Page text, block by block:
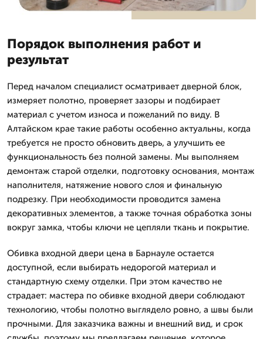
Порядок выполнения работ и
результат
Перед началом специалист осматривает дверной блок,
измеряет полотно, проверяет зазоры и подбирает
материал с учетом износа и пожеланий по виду. В
Алтайском крае такие работы особенно актуальны, когда
требуется не просто обновить дверь, а улучшить ее
функциональность без полной замены. Мы выполняем
демонтаж старой отделки, подготовку основания, монтаж
наполнителя, натяжение нового слоя и финальную
подрезку. При необходимости проводится замена
декоративных элементов, а также точная обработка зоны
вокруг замка, чтобы ключи не цепляли ткань и покрытие.
Обивка входной двери цена в Барнауле остается
доступной, если выбирать недорогой материал и
стандартную схему отделки. При этом качество не
страдает: мастера по обивке входной двери соблюдают
технологию, чтобы полотно выглядело ровно, а швы были
прочными. Для заказчика важны и внешний вид, и срок